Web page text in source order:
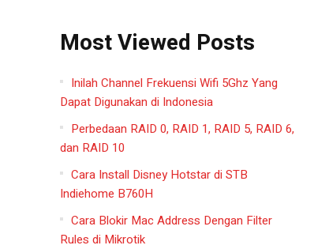
Most Viewed Posts
Inilah Channel Frekuensi Wifi 5Ghz Yang
Dapat Digunakan di Indonesia
Perbedaan RAID 0, RAID 1, RAID 5, RAID 6,
dan RAID 10
Cara Install Disney Hotstar di STB
Indiehome B760H
Cara Blokir Mac Address Dengan Filter
Rules di Mikrotik